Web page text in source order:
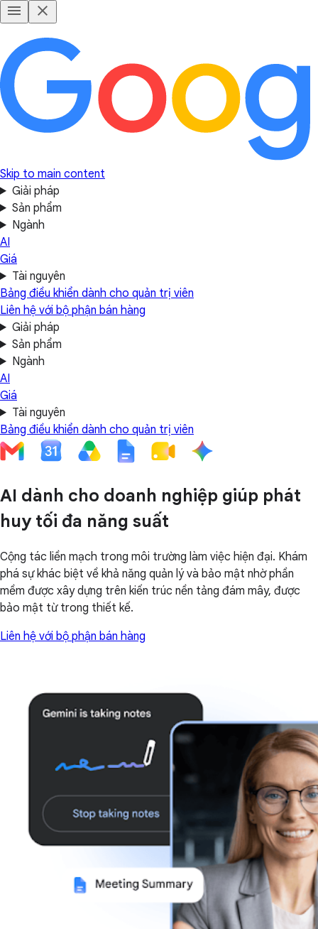
Skip to main content
Giải pháp
Sản phẩm
Ngành
AI
Giá
Tài nguyên
Bảng điều khiển dành cho quản trị viên
Liên hệ với bộ phận bán hàng
Giải pháp
Sản phẩm
Ngành
AI
Giá
Tài nguyên
Bảng điều khiển dành cho quản trị viên
AI dành cho doanh nghiệp giúp phát
huy tối đa năng suất
Cộng tác liền mạch trong môi trường làm việc hiện đại. Khám
phá sự khác biệt về khả năng quản lý và bảo mật nhờ phần
mềm được xây dựng trên kiến trúc nền tảng đám mây, được
bảo mật từ trong thiết kế.
Liên hệ với bộ phận bán hàng